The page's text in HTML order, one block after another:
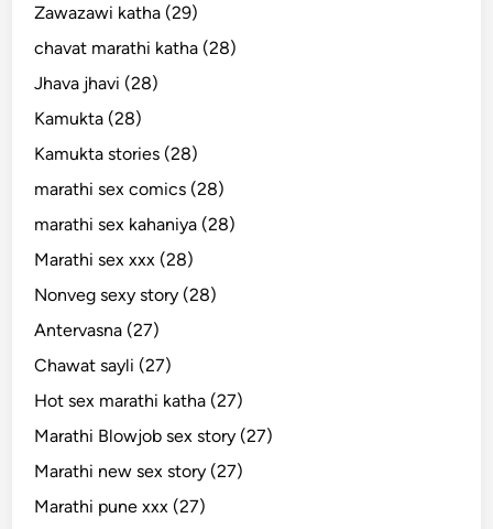
Zawazawi katha (29)
chavat marathi katha (28)
Jhava jhavi (28)
Kamukta (28)
Kamukta stories (28)
marathi sex comics (28)
marathi sex kahaniya (28)
Marathi sex xxx (28)
Nonveg sexy story (28)
Antervasna (27)
Chawat sayli (27)
Hot sex marathi katha (27)
Marathi Blowjob sex story (27)
Marathi new sex story (27)
Marathi pune xxx (27)